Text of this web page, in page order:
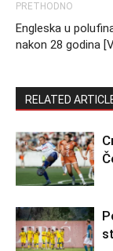
PRETHODNO
Engleska u
nakon 28 godina
RELATED